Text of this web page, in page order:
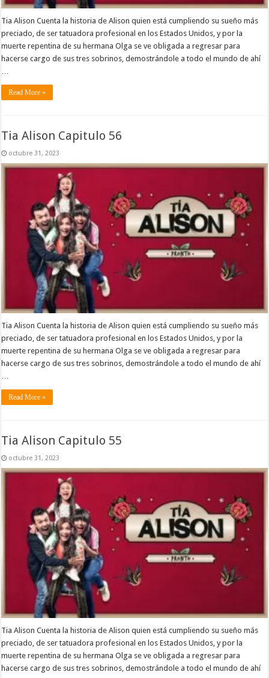
Tia Alison Cuenta la historia de Alison quien está cumpliendo su sueño más
preciado, de ser tatuadora profesional en los Estados Unidos, y por la
muerte repentina de su hermana Olga se ve obligada a regresar para
hacerse cargo de sus tres sobrinos, demostrándole a todo el mundo de ahí
Read More »
Tia Alison Capitulo 56
octubre 31, 2023
Tia Alison Cuenta la historia de Alison quien está cumpliendo su sueño más
preciado, de ser tatuadora profesional en los Estados Unidos, y por la
muerte repentina de su hermana Olga se ve obligada a regresar para
hacerse cargo de sus tres sobrinos, demostrándole a todo el mundo de ahí
Read More »
Tia Alison Capitulo 55
octubre 31, 2023
Tia Alison Cuenta la historia de Alison quien está cumpliendo su sueño más
preciado, de ser tatuadora profesional en los Estados Unidos, y por la
muerte repentina de su hermana Olga se ve obligada a regresar para
hacerse cargo de sus tres sobrinos, demostrándole a todo el mundo de ahí